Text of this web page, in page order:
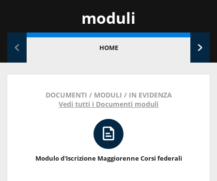
moduli
HOME
DOCUMENTI / MODULI / IN EVIDENZA
Vedi tutti i Documenti moduli
Modulo d'Iscrizione Maggiorenne Corsi federali